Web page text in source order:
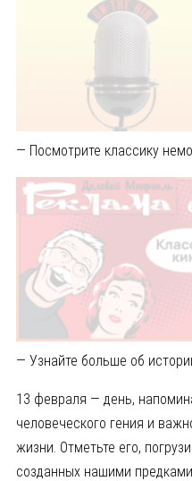
— Посмотрите классику
— Узнайте больше об
13 февраля — день,
человеческого гения и
жизни. Отметьте его,
созданных нашими